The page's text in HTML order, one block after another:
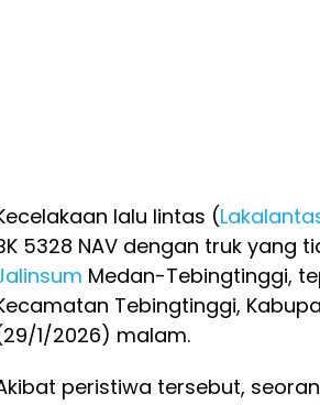
lalu lintas (
5328 NAV dengan truk yang
Medan-Tebingtinggi,
Tebingtinggi,
1/2026) malam.
peristiwa tersebut,